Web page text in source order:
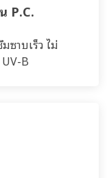
P.C.
าบเร็ว ไม่
B